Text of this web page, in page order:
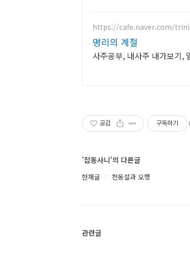
https://cafe.naver.com/
명리의 계절
사주공부, 내사주 내가보기,
공감 구독하기
'잡동사니'의 다른글
현재글 천동설과 오행
관련글